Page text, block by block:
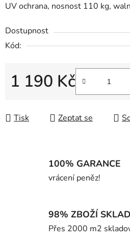
UV ochrana, nosnost 110 kg,
Dostupnost
Kód:
1 190 Kč
Tisk Zeptat se
100% GARANCE
vrácení peněz!
98% ZBOŽÍ
Přes 2000 m2